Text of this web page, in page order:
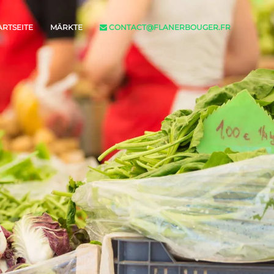
MÄRKTE CONTACT@FLANERBOUGER.FR